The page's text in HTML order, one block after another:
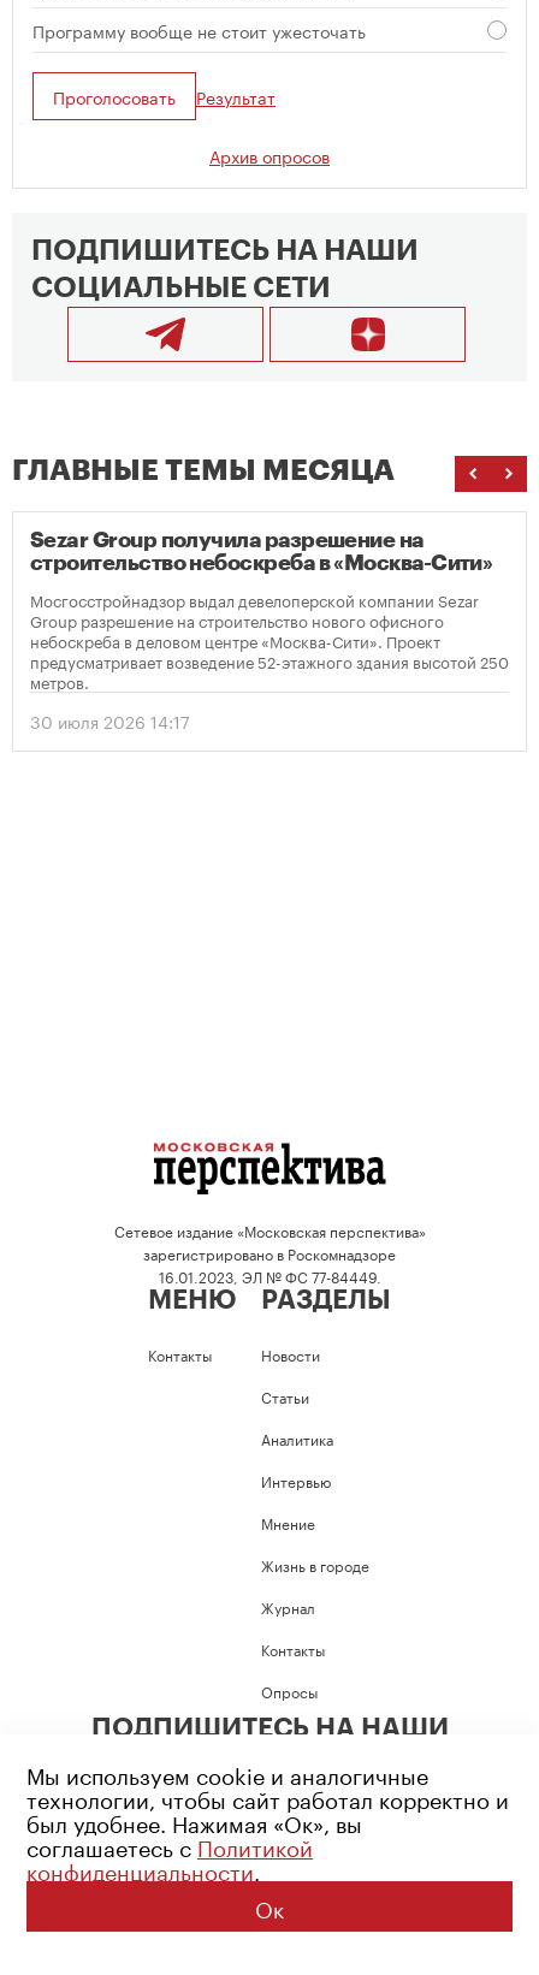
Программу вообще не стоит ужесточать
Проголосовать Результат
Архив опросов
ПОДПИШИТЕСЬ НА НАШИ
СОЦИАЛЬНЫЕ СЕТИ
ГЛАВНЫЕ ТЕМЫ МЕСЯЦА
Sezar Group получила разрешение на
строительство небоскреба в «Москва-Сити»
Мосгосстройнадзор выдал девелоперской компании Sezar
Group разрешение на строительство нового офисного
небоскреба в деловом центре «Москва-Сити». Проект
предусматривает возведение 52-этажного здания высотой 250
метров.
30 июля 2026 14:17
Сетевое издание «Московская перспектива»
зарегистрировано в Роскомнадзоре
16.01.2023, ЭЛ № ФС 77-84449.
МЕНЮ
Контакты
РАЗДЕЛЫ
Новости
Статьи
Аналитика
Интервью
Мнение
Жизнь в городе
Журнал
Контакты
Опросы
ПОДПИШИТЕСЬ НА НАШИ
Возрастное ограничение: 16+
Политика конфиденциальности
© 2026 Все права защищены
Мы используем cookie и аналогичные
технологии, чтобы сайт работал корректно и
был удобнее. Нажимая «Ок», вы
соглашаетесь с Политикой
конфиденциальности.
Ок